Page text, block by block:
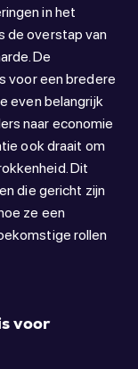
in het
de overstap van
De
voor een bredere
even belangrijk
naar economie
ook draait om
Dit
die gericht zijn
ze een
rollen
voor